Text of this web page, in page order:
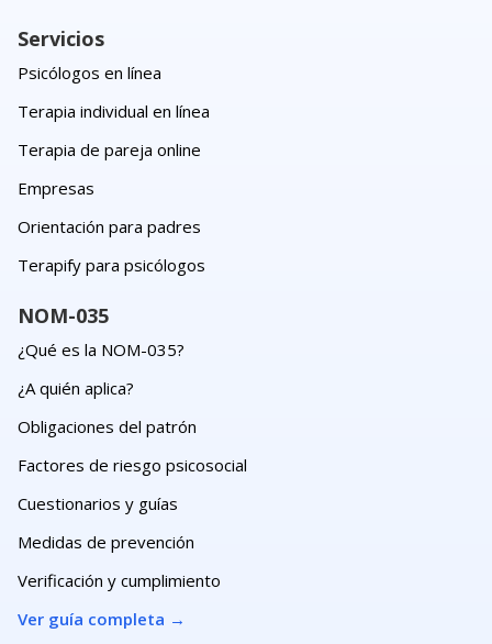
Servicios
Psicólogos en línea
Terapia individual en línea
Terapia de pareja online
Empresas
Orientación para padres
Terapify para psicólogos
NOM-035
¿Qué es la NOM-035?
¿A quién aplica?
Obligaciones del patrón
Factores de riesgo psicosocial
Cuestionarios y guías
Medidas de prevención
Verificación y cumplimiento
Ver guía completa →